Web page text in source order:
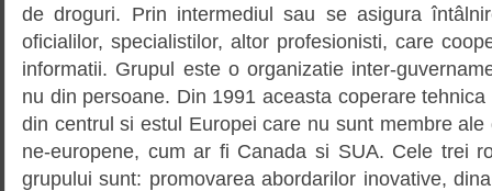
de droguri. Prin intermediul sau se asigura
oficialilor, specialistilor, altor profesionisti, care
informatii. Grupul este o organizatie inter-
nu din persoane. Din 1991 aceasta coperare
din centrul si estul Europei care nu sunt membre
ne-europene, cum ar fi Canada si SUA. Cele trei
grupului sunt: promovarea abordarilor inovative,